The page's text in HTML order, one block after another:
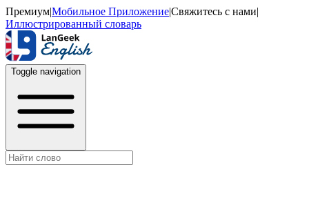
Премиум|Мобильное Приложение|Свяжитесь с нами|
Иллюстрированный словарь
Toggle navigation